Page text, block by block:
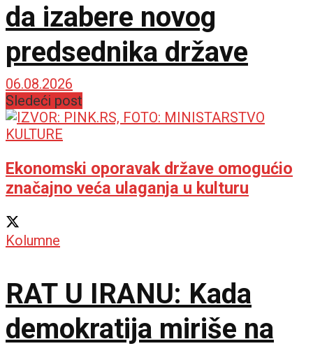
da izabere novog
predsednika države
06.08.2026
Sledeći post
Ekonomski oporavak države omogućio
značajno veća ulaganja u kulturu
Kolumne
RAT U IRANU: Kada
demokratija miriše na